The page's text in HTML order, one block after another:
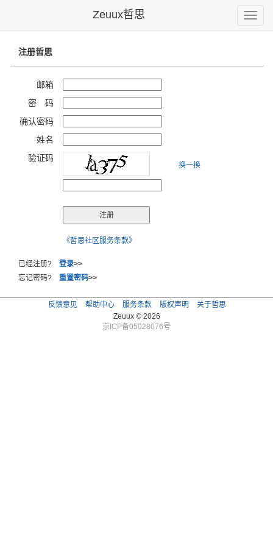
Toggle
Zeuux哲思
注册哲思
邮箱
密 码
确认密码
姓名
验证码
换一换
《哲思社区服务条款》
已经注册? 登录>>
忘记密码? 重置密码>>
反馈意见 帮助中心 服务条款 版权声明
关于哲思
Zeuux © 2026
京ICP备05028076号